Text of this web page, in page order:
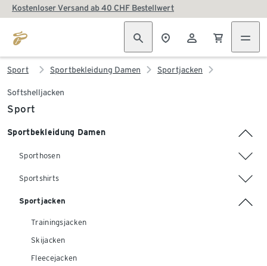
Kostenloser Versand ab 40 CHF Bestellwert
Sport Sportbekleidung Damen Sportjacken
Softshelljacken
Sport
Sportbekleidung Damen
Sporthosen
Sportshirts
Sportjacken
Trainingsjacken
Skijacken
Fleecejacken